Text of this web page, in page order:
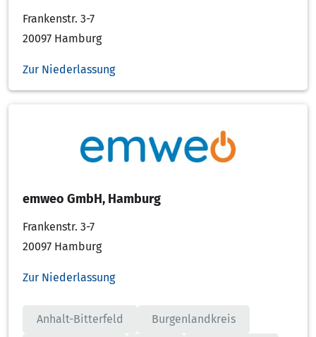
Frankenstr. 3-7
20097 Hamburg
Zur Niederlassung
emweo GmbH, Hamburg
Frankenstr. 3-7
20097 Hamburg
Zur Niederlassung
Anhalt-Bitterfeld Burgenlandkreis